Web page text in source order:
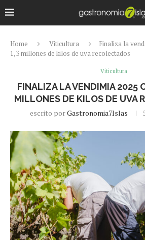
Home Viticultura
Finaliza la
1,3 millones de kilos de uva recolectados
Viticultura
FINALIZA LA VENDIMIA 2025
MILLONES DE KILOS DE UVA
escrito porGastronomia7Islas